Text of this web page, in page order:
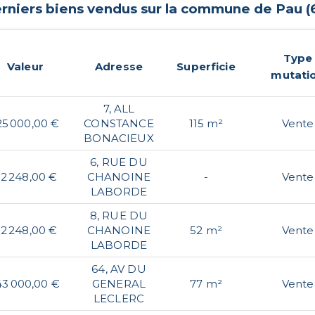
biens vendus sur la commune de Pau (
Valeur Adresse Superficie
Type
000,00 €
7, ALL
CONSTANCE
BONACIEUX
115 m² Vente
248,00 €
6, RUE DU
CHANOINE
LABORDE
- Vente
248,00 €
8, RUE DU
CHANOINE
LABORDE
52 m² Vente
000,00 €
64, AV DU
GENERAL
LECLERC
77 m² Vente